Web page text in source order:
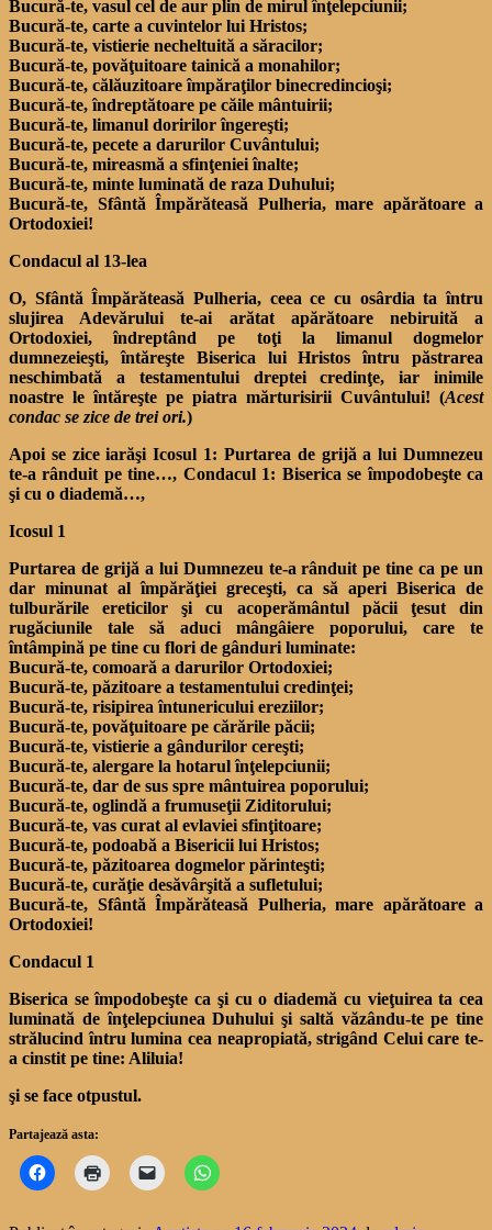
Bucură-te, vasul cel de aur plin de mirul înţelepciunii;
Bucură-te, carte a cuvintelor lui Hristos;
Bucură-te, vistierie necheltuită a săracilor;
Bucură-te, povăţuitoare tainică a monahilor;
Bucură-te, călăuzitoare împăraţilor binecredincioşi;
Bucură-te, îndreptătoare pe căile mântuirii;
Bucură-te, limanul doririlor îngereşti;
Bucură-te, pecete a darurilor Cuvântului;
Bucură-te, mireasmă a sfinţeniei înalte;
Bucură-te, minte luminată de raza Duhului;
Bucură-te, Sfântă Împărăteasă Pulheria, mare apărătoare a
Ortodoxiei!
Condacul al 13-lea
O, Sfântă Împărăteasă Pulheria, ceea ce cu osârdia ta întru
slujirea Adevărului te-ai arătat apărătoare nebiruită a
Ortodoxiei, îndreptând pe toţi la limanul dogmelor
dumnezeieşti, întăreşte Biserica lui Hristos întru păstrarea
neschimbată a testamentului dreptei credinţe, iar inimile
noastre le întăreşte pe piatra mărturisirii Cuvântului! (Acest
condac se zice de trei ori.)
Apoi se zice iarăşi Icosul 1: Purtarea de grijă a lui Dumnezeu
te-a rânduit pe tine…, Condacul 1: Biserica se împodobeşte ca
şi cu o diademă…,
Icosul 1
Purtarea de grijă a lui Dumnezeu te-a rânduit pe tine ca pe un
dar minunat al împărăţiei greceşti, ca să aperi Biserica de
tulburările ereticilor şi cu acoperământul păcii ţesut din
rugăciunile tale să aduci mângâiere poporului, care te
întâmpină pe tine cu flori de gânduri luminate:
Bucură-te, comoară a darurilor Ortodoxiei;
Bucură-te, păzitoare a testamentului credinţei;
Bucură-te, risipirea întunericului ereziilor;
Bucură-te, povăţuitoare pe cărările păcii;
Bucură-te, vistierie a gândurilor cereşti;
Bucură-te, alergare la hotarul înţelepciunii;
Bucură-te, dar de sus spre mântuirea poporului;
Bucură-te, oglindă a frumuseţii Ziditorului;
Bucură-te, vas curat al evlaviei sfinţitoare;
Bucură-te, podoabă a Bisericii lui Hristos;
Bucură-te, păzitoarea dogmelor părinteşti;
Bucură-te, curăţie desăvârşită a sufletului;
Bucură-te, Sfântă Împărăteasă Pulheria, mare apărătoare a
Ortodoxiei!
Condacul 1
Biserica se împodobeşte ca şi cu o diademă cu vieţuirea ta cea
luminată de înţelepciunea Duhului şi saltă văzându-te pe tine
strălucind întru lumina cea neapropiată, strigând Celui care te-
a cinstit pe tine: Aliluia!
şi se face otpustul.
Partajează asta: